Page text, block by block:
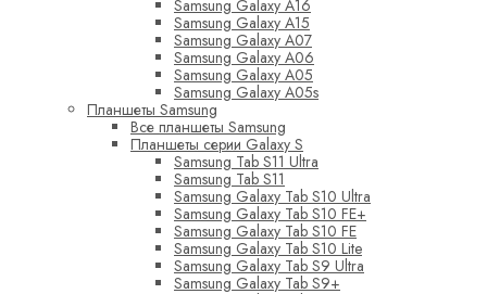
Samsung Galaxy A16
Samsung Galaxy A15
Samsung Galaxy A07
Samsung Galaxy A06
Samsung Galaxy A05
Samsung Galaxy A05s
Планшеты Samsung
Все планшеты Samsung
Планшеты серии Galaxy S
Samsung Tab S11 Ultra
Samsung Tab S11
Samsung Galaxy Tab S10 Ultra
Samsung Galaxy Tab S10 FE+
Samsung Galaxy Tab S10 FE
Samsung Galaxy Tab S10 Lite
Samsung Galaxy Tab S9 Ultra
Samsung Galaxy Tab S9+